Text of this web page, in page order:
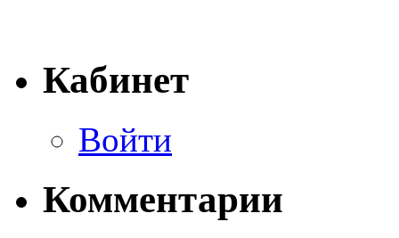
Кабинет
Войти
Комментарии